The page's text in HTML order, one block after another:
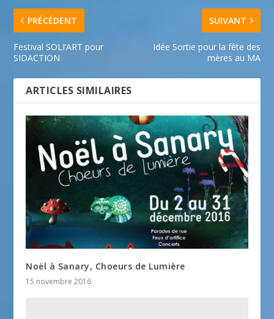
PRÉCÉDENT
Festival SOLI’ART pour
SIDACTION
SUIVANT
Idée Sortie pour la fête des
mères au MA
ARTICLES SIMILAIRES
Noël à Sanary, Choeurs de Lumière
15 novembre 2016